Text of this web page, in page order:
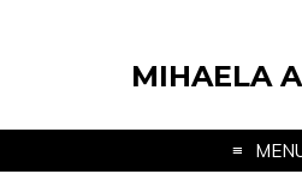
MIHAELA